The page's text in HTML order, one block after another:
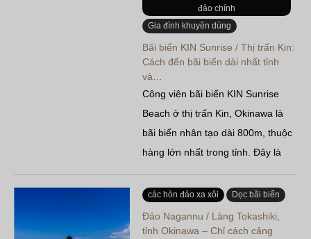
hút các gia đình cùng…
đảo chính
Gia đình khuyên dùng
Bãi biển KIN Sunrise / Thị trấn Kin:
Cách đến bãi biển dài nhất tỉnh
và…
Công viên bãi biển KIN Sunrise
Beach ở thị trấn Kin, Okinawa là
bãi biển nhân tạo dài 800m, thuộc
hàng lớn nhất trong tỉnh. Đây là
bãi biển nhân tạo rất được các gia
đình ưa chuộng vì du khách có thể
tham gia các hoạt động thể thao
dưới nước và tổ chức tiệc nướng
các hòn đảo xa xôi Dọc bãi biển
Đảo Nagannu / Làng Tokashiki,
tỉnh Okinawa – Chỉ cách cảng